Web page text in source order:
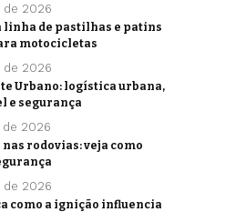
de 2026
linha de pastilhas e patins
motocicletas
de 2026
Urbano: logística urbana,
e segurança
de 2026
nas rodovias: veja como
de 2026
como a ignição influencia